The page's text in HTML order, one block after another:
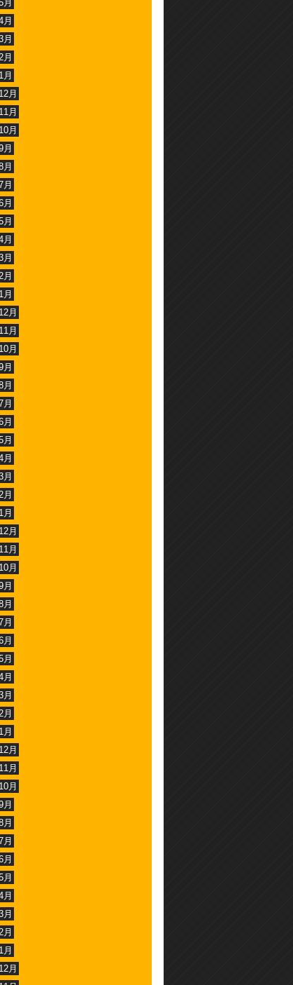
月
月
月
月
月
月
月
月
月
月
月
月
月
月
月
月
月
月
月
月
月
月
月
月
月
月
月
月
月
月
月
月
月
月
月
月
月
月
月
月
月
月
月
月
月
月
月
月
月
月
月
月
月
月